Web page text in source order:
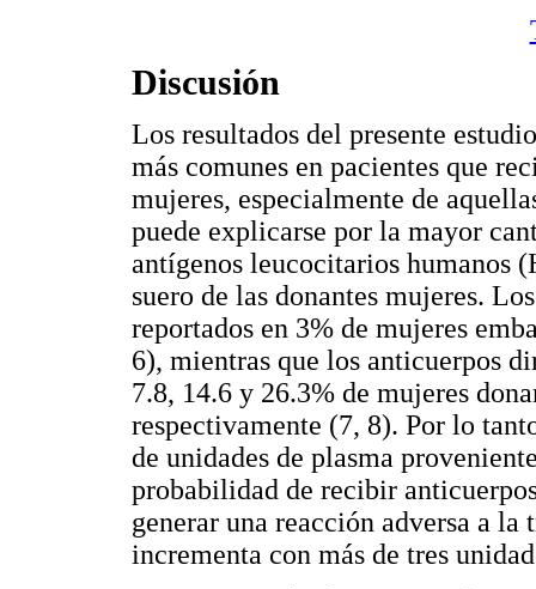
Discusión
Los resultados del presente
más comunes en pacientes que
mujeres, especialmente de
puede explicarse por la mayor
antígenos leucocitarios humanos
suero de las donantes mujeres.
reportados en 3% de mujeres
6), mientras que los anticuerpos
7.8, 14.6 y 26.3% de mujeres
respectivamente (7, 8). Por lo
de unidades de plasma
probabilidad de recibir
generar una reacción adversa a la
incrementa con más de tres